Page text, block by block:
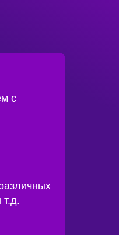
с
т.д.